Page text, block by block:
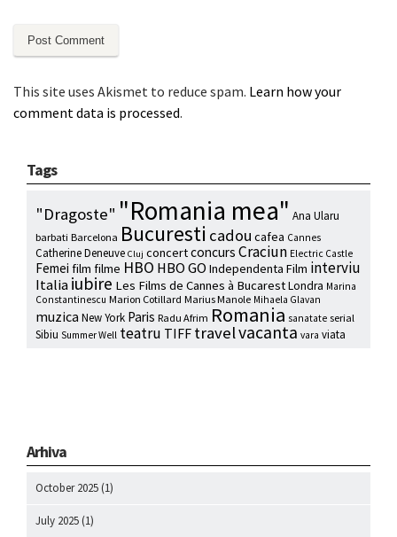
This site uses Akismet to reduce spam. Learn how your
comment data is processed.
Tags
"Dragoste" "Romania mea" Ana Ularu
barbati Barcelona Bucuresti cadou cafea Cannes
Catherine Deneuve Cluj concertconcurs Craciun Electric Castle
Femei film filme HBO HBO GO Independenta Film interviu
Italiaiubire Les Films de Cannes à BucarestLondra Marina
Constantinescu Marion Cotillard Marius Manole Mihaela Glavan
muzica New York Paris Radu Afrim Romania sanatate serial
Sibiu Summer Well teatru TIFF travelvacanta vara viata
Arhiva
October 2025 (1)
July 2025 (1)